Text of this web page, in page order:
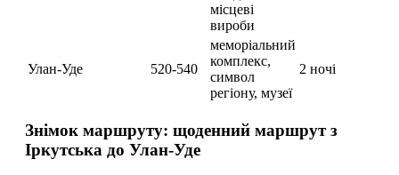
місцеві
вироби
Улан-Уде 520-540
меморіальний
комплекс,
символ
регіону, музеї
2 ночі
Знімок маршруту: щоденний маршрут з
Іркутська до Улан-Уде